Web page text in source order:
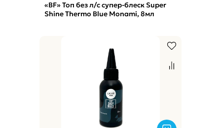
«BF» Топ без л/с супер-блеск Super
Shine Thermo Blue Monami, 8мл